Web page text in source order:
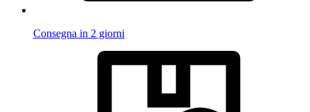
Consegna in 2 giorni